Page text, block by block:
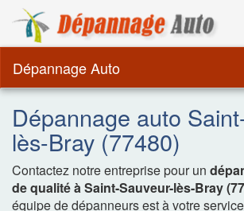
Dépannage Auto
Dépannage auto
lès-Bray (77480)
Contactez notre entreprise pour un
de qualité à Saint-Sauveur-lès-Bray
équipe de dépanneurs est à votre